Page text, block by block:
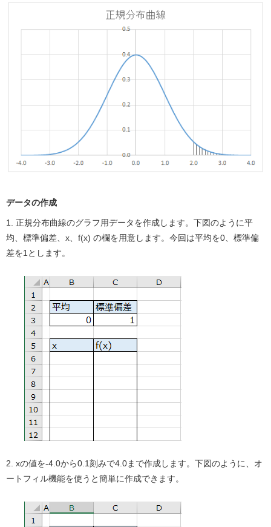
データの作成
1. 正規分布曲線のグラフ用データを作成します。下図のように平
均、標準偏差、x、f(x) の欄を用意します。今回は平均を0、標準偏
差を1とします。
2. xの値を-4.0から0.1刻みで4.0まで作成します。下図のように、オ
ートフィル機能を使うと簡単に作成できます。